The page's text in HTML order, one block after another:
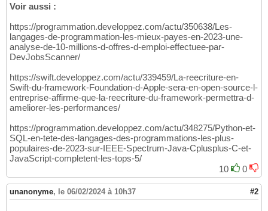
Voir aussi :
https://programmation.developpez.com/actu/350638/Les-
langages-de-programmation-les-mieux-payes-en-2023-une-
analyse-de-10-millions-d-offres-d-emploi-effectuee-par-
DevJobsScanner/
https://swift.developpez.com/actu/339459/La-reecriture-en-
Swift-du-framework-Foundation-d-Apple-sera-en-open-source-l-
entreprise-affirme-que-la-reecriture-du-framework-permettra-d-
ameliorer-les-performances/
https://programmation.developpez.com/actu/348275/Python-et-
SQL-en-tete-des-langages-des-programmations-les-plus-
populaires-de-2023-sur-IEEE-Spectrum-Java-Cplusplus-C-et-
JavaScript-completent-les-tops-5/
10
0
unanonyme, le 06/02/2024 à 10h37 #2